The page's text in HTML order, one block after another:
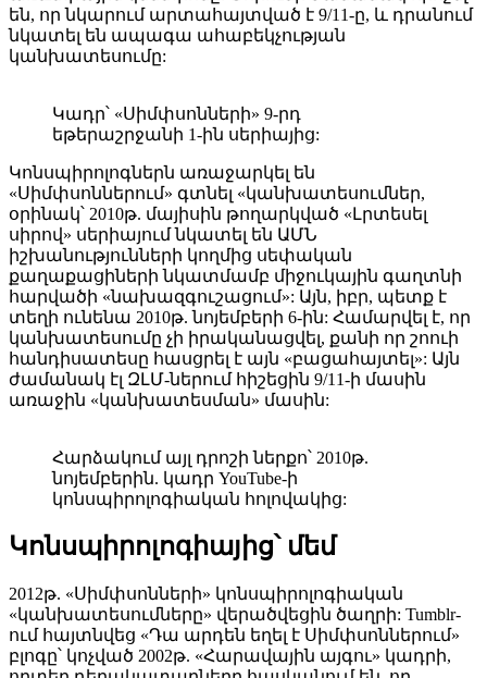
են, որ նկարում արտահայտված է 9/11-ը, և դրանում
նկատել են ապագա ահաբեկչության
կանխատեսումը:
Կադր՝ «Սիմփսոնների» 9-րդ
եթերաշրջանի 1-ին սերիայից:
Կոնսպիրոլոգներն առաջարկել են
«Սիմփսոններում» գտնել «կանխատեսումներ,
օրինակ՝ 2010թ. մայիսին թողարկված «Լրտեսել
սիրով» սերիայում նկատել են ԱՄՆ
իշխանությունների կողմից սեփական
քաղաքացիների նկատմամբ միջուկային գաղտնի
հարվածի «նախազգուշացում»: Այն, իբր, պետք է
տեղի ունենա 2010թ. նոյեմբերի 6-ին: Համարվել է, որ
կանխատեսումը չի իրականացվել, քանի որ շոուի
հանդիսատեսը հասցրել է այն «բացահայտել»: Այն
ժամանակ էլ ԶԼՄ-ներում հիշեցին 9/11-ի մասին
առաջին «կանխատեսման» մասին:
Հարձակում այլ դրոշի ներքո՝ 2010թ.
նոյեմբերին. կադր YouTube-ի
կոնսպիրոլոգիական հոլովակից:
Կոնսպիրոլոգիայից՝ մեմ
2012թ. «Սիմփսոնների» կոնսպիրոլոգիական
«կանխատեսումները» վերածվեցին ծաղրի: Tumblr-
ում հայտնվեց «Դա արդեն եղել է Սիմփսոններում»
բլոգը՝ կոչված 2002թ. «Հարավային այգու» կադրի,